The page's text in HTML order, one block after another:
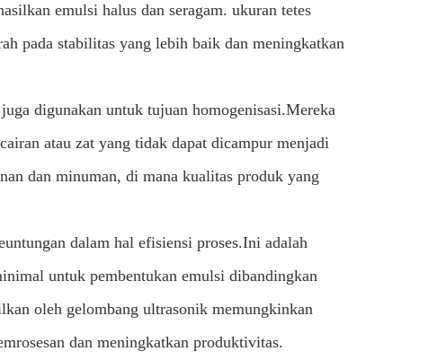
emulsi halus dan seragam. ukuran tetes
pada stabilitas yang lebih baik dan meningkatkan
digunakan untuk tujuan homogenisasi.Mereka
atau zat yang tidak dapat dicampur menjadi
dan minuman, di mana kualitas produk yang
dalam hal efisiensi proses.Ini adalah
untuk pembentukan emulsi dibandingkan
oleh gelombang ultrasonik memungkinkan
dan meningkatkan produktivitas.